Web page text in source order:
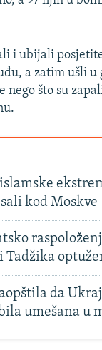
240p 360p
720p 1080p
i ubijali
a zatim ušli u
što su
kod Moskve
Tadžika
da
umešana u